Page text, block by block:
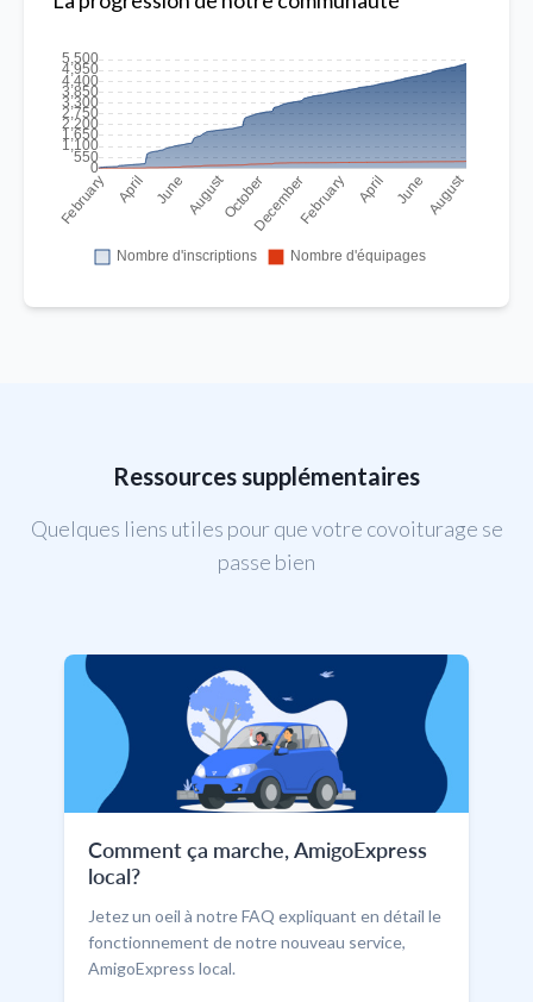
Ressources supplémentaires
Quelques liens utiles pour que votre covoiturage se
passe bien
Comment ça marche, AmigoExpress
local?
Jetez un oeil à notre FAQ expliquant en détail le
fonctionnement de notre nouveau service,
AmigoExpress local.